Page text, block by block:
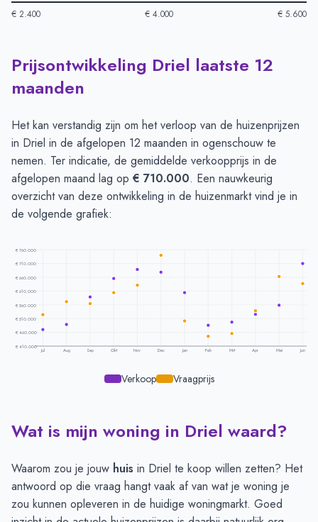
€ 2.400 € 4.000 € 5.600
Huizenprijzen in Driel per m2 -Afgelopen 3 maanden (per m2)
Vraagprijs in euro's
Verkoopprijs in euro's
€ 5.504
Prijsontwikkeling Driel laatste 12
maanden
Het kan verstandig zijn om het verloop van de huizenprijzen
in Driel in de afgelopen 12 maanden in ogenschouw te
nemen. Ter indicatie, de gemiddelde verkoopprijs in de
afgelopen maand lag op € 710.000. Een nauwkeurig
overzicht van deze ontwikkeling in de huizenmarkt vind je in
de volgende grafiek:
€ 760.000
€ 710.000
€ 660.000
€ 610.000
€ 560.000
€ 510.000
€ 460.000
€ 410.000
Jul Aug Sep Okt Nov Dec Jan Feb Mrt Apr Mei Jun
Verkoop Vraagprijs
Prijsontwikkeling per maand - Driel
Vraagprijs
Verkoopprijs
Juli
€ 524.357 € 470.652
Augustus
€ 571.000 € 488.464
September€ 564.727 € 588.831
Wat is mijn woning in Driel waard?
Waarom zou je jouw huis in Driel te koop willen zetten? Het
antwoord op die vraag hangt vaak af van wat je woning je
zou kunnen opleveren in de huidige woningmarkt. Goed